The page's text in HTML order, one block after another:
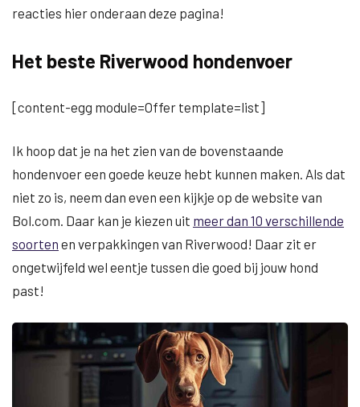
reacties hier onderaan deze pagina!
Het beste Riverwood hondenvoer
[content-egg module=Offer template=list]
Ik hoop dat je na het zien van de bovenstaande
hondenvoer een goede keuze hebt kunnen maken. Als dat
niet zo is, neem dan even een kijkje op de website van
Bol.com. Daar kan je kiezen uit meer dan 10 verschillende
soorten en verpakkingen van Riverwood! Daar zit er
ongetwijfeld wel eentje tussen die goed bij jouw hond
past!